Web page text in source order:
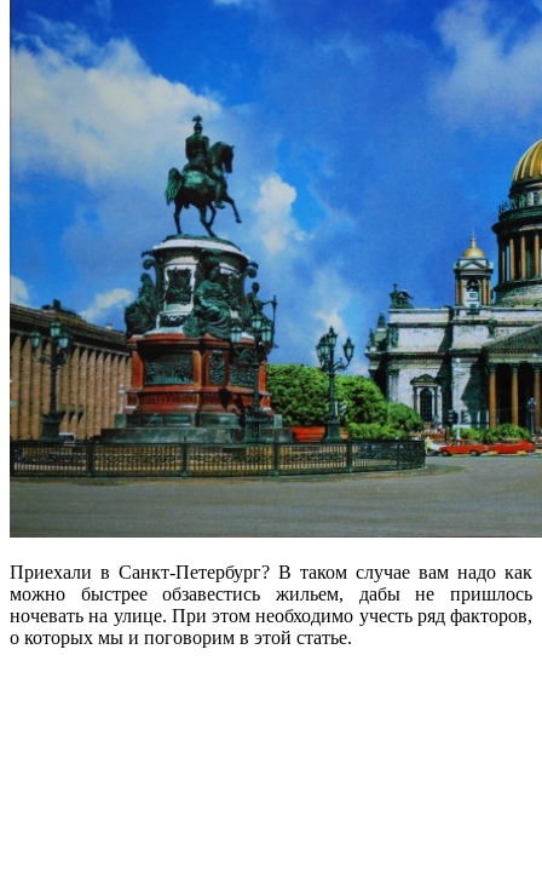
Приехали в Санкт-Петербург? В таком случае вам надо как
можно быстрее обзавестись жильем, дабы не пришлось
ночевать на улице. При этом необходимо учесть ряд факторов,
о которых мы и поговорим в этой статье.